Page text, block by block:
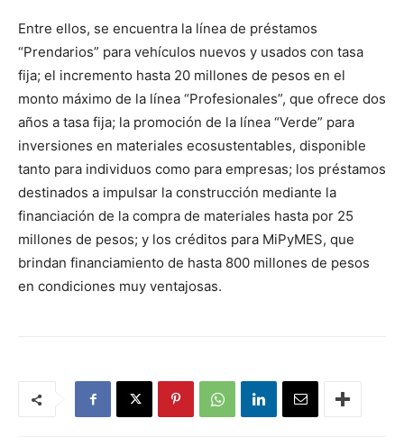
Entre ellos, se encuentra la línea de préstamos
“Prendarios” para vehículos nuevos y usados con tasa
fija; el incremento hasta 20 millones de pesos en el
monto máximo de la línea “Profesionales”, que ofrece dos
años a tasa fija; la promoción de la línea “Verde” para
inversiones en materiales ecosustentables, disponible
tanto para individuos como para empresas; los préstamos
destinados a impulsar la construcción mediante la
financiación de la compra de materiales hasta por 25
millones de pesos; y los créditos para MiPyMES, que
brindan financiamiento de hasta 800 millones de pesos
en condiciones muy ventajosas.